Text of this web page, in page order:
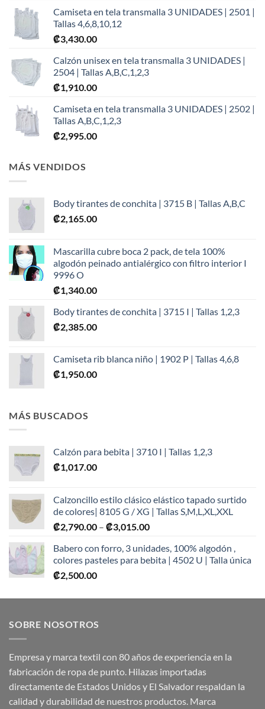
Camiseta en tela transmalla 3 UNIDADES | 2501 |
Tallas 4,6,8,10,12
₡3,430.00
Calzón unisex en tela transmalla 3 UNIDADES |
2504 | Tallas A,B,C,1,2,3
₡1,910.00
Camiseta en tela transmalla 3 UNIDADES | 2502 |
Tallas A,B,C,1,2,3
₡2,995.00
MÁS VENDIDOS
Body tirantes de conchita | 3715 B | Tallas A,B,C
₡2,165.00
Mascarilla cubre boca 2 pack, de tela 100%
algodón peinado antialérgico con filtro interior I
9996 O
₡1,340.00
Body tirantes de conchita | 3715 I | Tallas 1,2,3
₡2,385.00
Camiseta rib blanca niño | 1902 P | Tallas 4,6,8
₡1,950.00
MÁS BUSCADOS
Calzón para bebita | 3710 I | Tallas 1,2,3
₡1,017.00
Calzoncillo estilo clásico elástico tapado surtido
de colores| 8105 G / XG | Tallas S,M,L,XL,XXL
₡2,790.00 – ₡3,015.00Price
₡2,790.00
through
Babero con forro, 3 unidades, 100% algodón ,
colores pasteles para bebita | 4502 U | Talla única
₡2,500.00
SOBRE NOSOTROS
Empresa y marca textil con 80 años de experiencia en la
fabricación de ropa de punto. Hilazas importadas
directamente de Estados Unidos y El Salvador respaldan la
calidad y durabilidad de nuestros productos. Marca